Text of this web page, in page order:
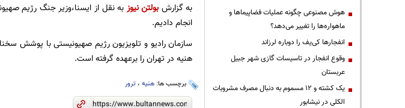
به گزارش بولتن نیوز به نقل از ایسنا،وزیر جنگ رژیم
انجام دادیم.
سازمان رادیو و تلویزیون رژیم صهیونیستی با پوشش
هنیه در تهران را برعهده گرفته است.
برچسب ها: هنیه، ترور
هوش مصنوعی چگونه عملیات فضاپیماها و
ماهواره‌ها را تغییر می‌دهد؟
انفجارها کی‌یف را دوباره لرزاند
وقوع انفجار در تاسیسات گازی شهر جبیل
عربستان
یک کشته و ۱۲ مسموم به دنبال مصرف مشروبات
الکلی در نیشابور